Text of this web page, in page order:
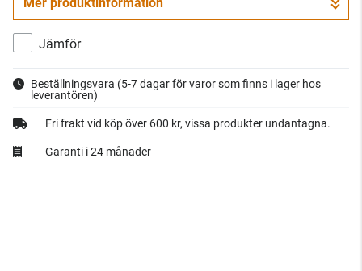
Gå till kassan
Jämför
Beställningsvara (5-7 dagar för varor som finns i lager hos
leverantören)
Fri frakt vid köp över 600 kr, vissa produkter undantagna.
Garanti i 24 månader